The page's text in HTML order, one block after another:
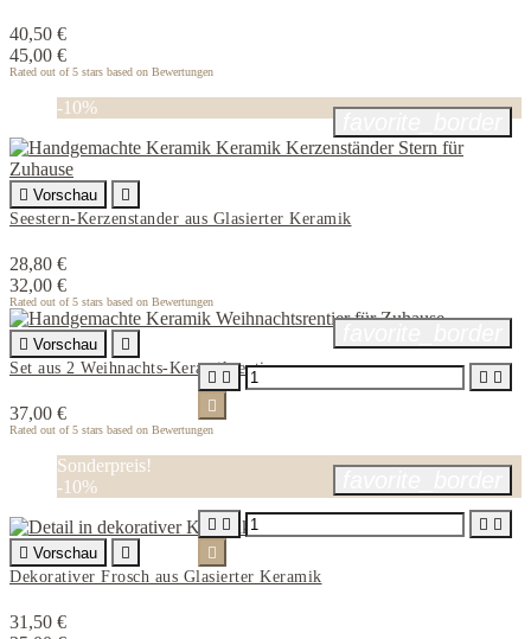
40,50 €
45,00 €
Rated out of 5 stars based on Bewertungen
-10%
 Vorschau

Seestern-Kerzenstander aus Glasierter Keramik
28,80 €
32,00 €
Rated out of 5 stars based on Bewertungen
 Vorschau

Set aus 2 Weihnachts-Keramikrentieren
37,00 €
Rated out of 5 stars based on Bewertungen
   

Sonderpreis!
-10%
 Vorschau

Dekorativer Frosch aus Glasierter Keramik
31,50 €
   
